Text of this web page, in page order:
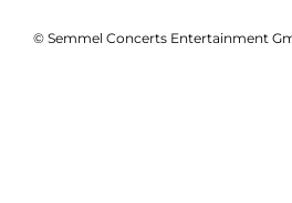
© Semmel Concerts Entertainment